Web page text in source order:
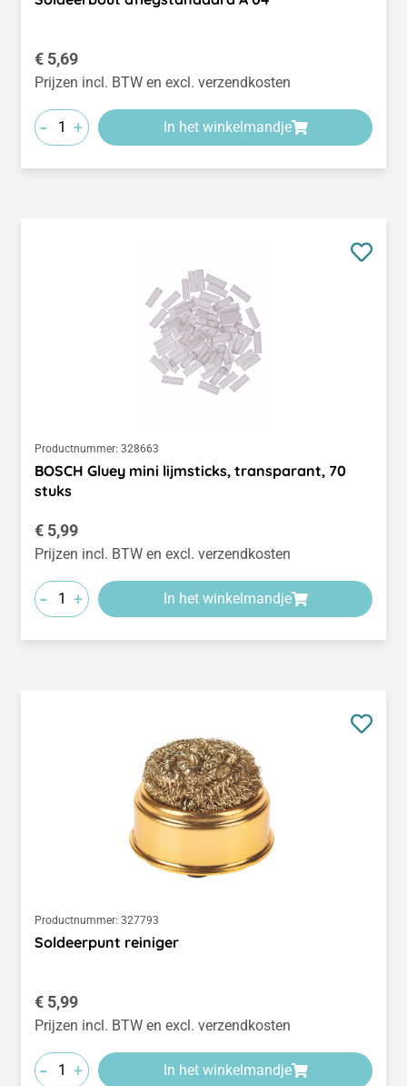
Normale prijs:
€ 5,69
Prijzen incl. BTW en excl. verzendkosten
- + In het winkelmandje
Productnummer: 328663
BOSCH Gluey mini lijmsticks, transparant, 70
stuks
Normale prijs:
€ 5,99
Prijzen incl. BTW en excl. verzendkosten
- + In het winkelmandje
Productnummer: 327793
Soldeerpunt reiniger
Normale prijs:
€ 5,99
Prijzen incl. BTW en excl. verzendkosten
- + In het winkelmandje